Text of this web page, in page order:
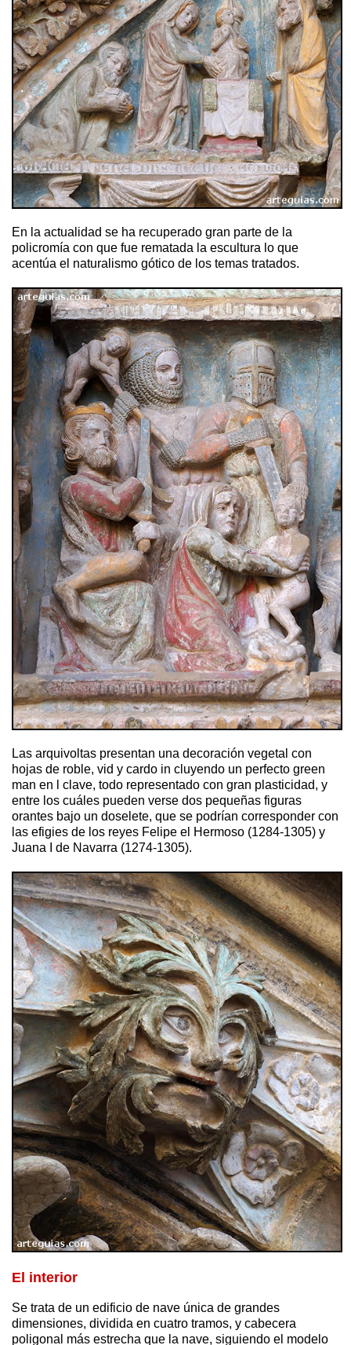
En la actualidad se ha recuperado gran parte de la
policromía con que fue rematada la escultura lo que
acentúa el naturalismo gótico de los temas tratados.
Las arquivoltas presentan una decoración vegetal con
hojas de roble, vid y cardo in cluyendo un perfecto green
man en l clave, todo representado con gran plasticidad, y
entre los cuáles pueden verse dos pequeñas figuras
orantes bajo un doselete, que se podrían corresponder con
las efigies de los reyes Felipe el Hermoso (1284-1305) y
Juana I de Navarra (1274-1305).
El interior
Se trata de un edificio de nave única de grandes
dimensiones, dividida en cuatro tramos, y cabecera
poligonal más estrecha que la nave, siguiendo el modelo